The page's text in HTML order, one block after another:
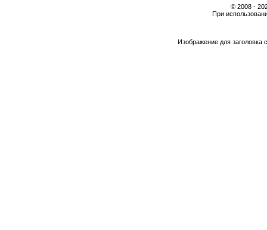
© 2008 -
При
Изображение для